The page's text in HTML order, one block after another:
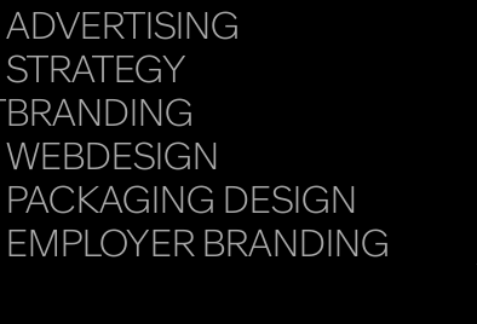
ADVERTISING
STRATEGY
BRANDING
WEBDESIGN
PACKAGING DESIGN
EMPLOYER BRANDING